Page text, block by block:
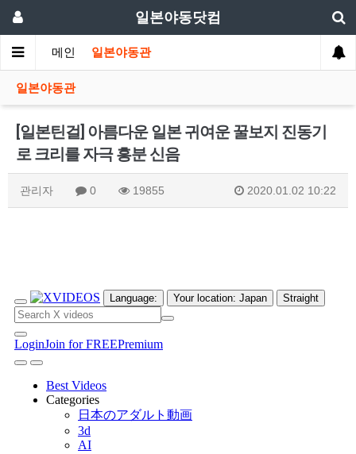
일본야동닷컴
메인 일본야동관
일본야동관
[일본틴걸] 아름다운 일본 귀여운 꿀보지 진동기
로 크리를 자극 흥분 신음
관리자 0 19855 2020.01.02 10:22